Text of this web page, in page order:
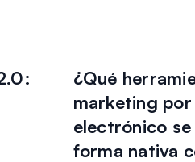
¿Qué
marketing
electrónico
forma nativa